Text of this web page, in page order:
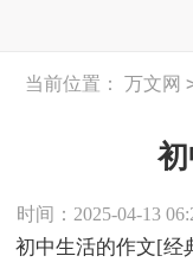
当前位置： 万文网
时间：2025-04-13
初中生活的作文[经